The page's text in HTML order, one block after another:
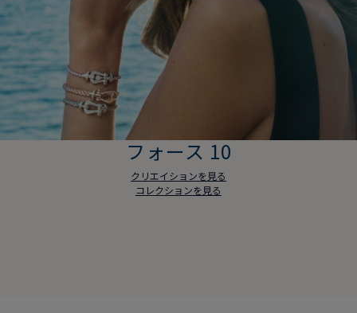
フォース 10
クリエイションを見る
コレクションを見る